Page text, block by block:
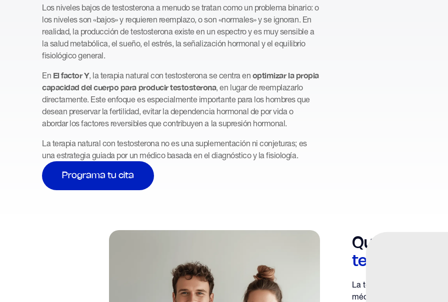
Los niveles bajos de testosterona a menudo se tratan como un problema binario: o
los niveles son «bajos» y requieren reemplazo, o son «normales» y se ignoran. En
realidad, la producción de testosterona existe en un espectro y es muy sensible a
la salud metabólica, el sueño, el estrés, la señalización hormonal y el equilibrio
fisiológico general.
En El factor Y, la terapia natural con testosterona se centra en optimizar la propia
capacidad del cuerpo para producir testosterona, en lugar de reemplazarlo
directamente. Este enfoque es especialmente importante para los hombres que
desean preservar la fertilidad, evitar la dependencia hormonal de por vida o
abordar los factores reversibles que contribuyen a la supresión hormonal.
La terapia natural con testosterona no es una suplementación ni conjeturas; es
una estrategia guiada por un médico basada en el diagnóstico y la fisiología.
Programa tu cita
Qué es
La terapia natural con
médico estructurado para